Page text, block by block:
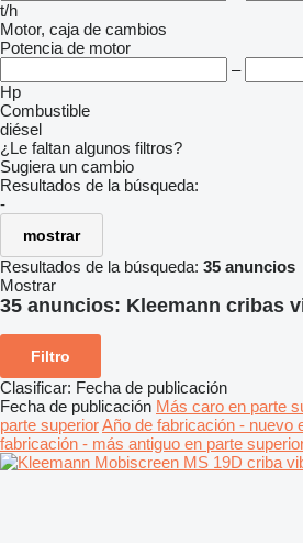
t/h
Motor, caja de cambios
Potencia de motor
–
Hp
Combustible
diésel
¿Le faltan algunos filtros?
Sugiera un cambio
Resultados de la búsqueda:
-
mostrar
Resultados de la búsqueda: 35 anuncios
Mostrar
35 anuncios: Kleemann cribas
Filtro
Clasificar: Fecha de publicación
Fecha de publicación Más caro en parte
parte superiorAño de fabricación - nuevo
fabricación - más antiguo en parte